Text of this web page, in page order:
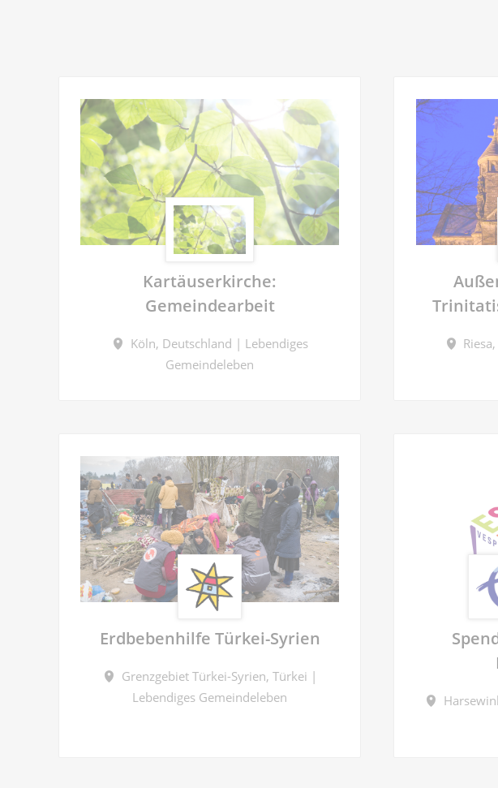
Kartäuserkirche:
Gemeindearbeit
Köln, Deutschland | Lebendiges
Gemeindeleben
Erdbebenhilfe Türkei-Syrien
Grenzgebiet Türkei-Syrien, Türkei |
Lebendiges Gemeindeleben